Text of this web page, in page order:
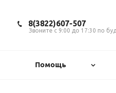
8(3822)607-507
Звоните с 9:00 до 17:30 по
Помощь